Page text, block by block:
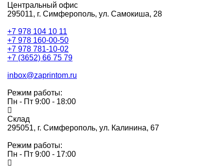
Центральный офис
295011, г. Симферополь, ул. Самокиша, 28
+7 978 104 10 11
+7 978 160-00-50
+7 978 781-10-02
+7 (3652) 66 75 79
inbox@zaprintom.ru
Режим работы:
Пн - Пт 9:00 - 18:00
Склад
295051, г. Симферополь, ул. Калинина, 67
Режим работы:
Пн - Пт 9:00 - 17:00